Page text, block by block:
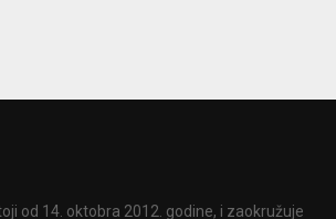
od 14. oktobra 2012. godine, i zaokružuje